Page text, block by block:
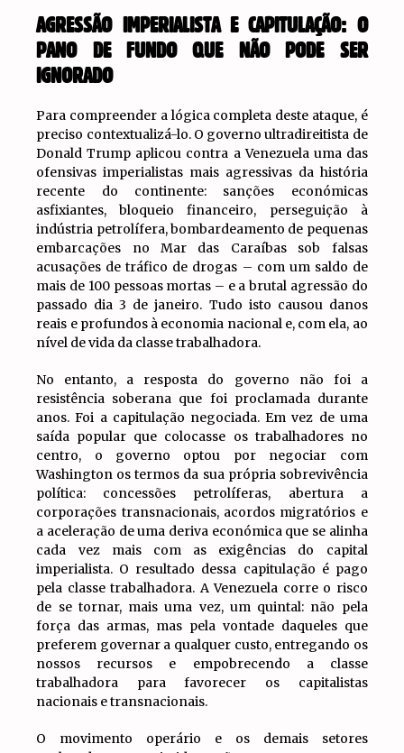
AGRESSÃO IMPERIALISTA E CAPITULAÇÃO: O
PANO DE FUNDO QUE NÃO PODE SER
IGNORADO
Para compreender a lógica completa deste ataque, é
preciso contextualizá-lo. O governo ultradireitista de
Donald Trump aplicou contra a Venezuela uma das
ofensivas imperialistas mais agressivas da história
recente do continente: sanções económicas
asfixiantes, bloqueio financeiro, perseguição à
indústria petrolífera, bombardeamento de pequenas
embarcações no Mar das Caraíbas sob falsas
acusações de tráfico de drogas – com um saldo de
mais de 100 pessoas mortas – e a brutal agressão do
passado dia 3 de janeiro. Tudo isto causou danos
reais e profundos à economia nacional e, com ela, ao
nível de vida da classe trabalhadora.
No entanto, a resposta do governo não foi a
resistência soberana que foi proclamada durante
anos. Foi a capitulação negociada. Em vez de uma
saída popular que colocasse os trabalhadores no
centro, o governo optou por negociar com
Washington os termos da sua própria sobrevivência
política: concessões petrolíferas, abertura a
corporações transnacionais, acordos migratórios e
a aceleração de uma deriva económica que se alinha
cada vez mais com as exigências do capital
imperialista. O resultado dessa capitulação é pago
pela classe trabalhadora. A Venezuela corre o risco
de se tornar, mais uma vez, um quintal: não pela
força das armas, mas pela vontade daqueles que
preferem governar a qualquer custo, entregando os
nossos recursos e empobrecendo a classe
trabalhadora para favorecer os capitalistas
nacionais e transnacionais.
O movimento operário e os demais setores